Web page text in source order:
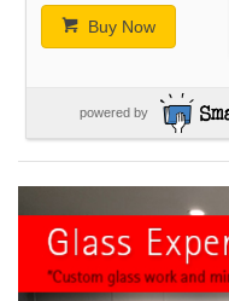
Buy Now
powered by